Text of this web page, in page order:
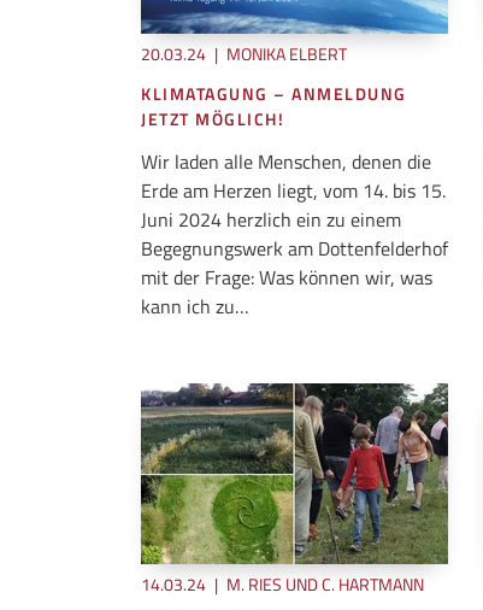
20.03.24 | MONIKA ELBERT
KLIMATAGUNG – ANMELDUNG
JETZT MÖGLICH!
Wir laden alle Menschen, denen die
Erde am Herzen liegt, vom 14. bis 15.
Juni 2024 herzlich ein zu einem
Begegnungswerk am Dottenfelderhof
mit der Frage: Was können wir, was
kann ich zu…
14.03.24 | M. RIES UND C. HARTMANN